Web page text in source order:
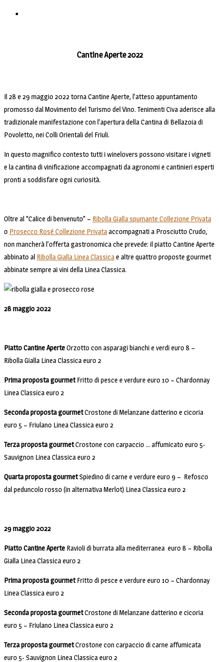
Cantine Aperte 2022
Il 28 e 29 maggio 2022 torna Cantine Aperte, l’atteso appuntamento
promosso dal Movimento del Turismo del Vino. Tenimenti Civa aderisce alla
tradizionale manifestazione con l’apertura della Cantina di Bellazoia di
Povoletto, nei Colli Orientali del Friuli.
In questo magnifico contesto tutti i winelovers possono visitare i vigneti
e la cantina di vinificazione accompagnati da agronomi e cantinieri esperti
pronti a soddisfare ogni curiosità.
Oltre al “Calice di benvenuto” – Ribolla Gialla spumante Collezione Privata
o Prosecco Rosé Collezione Privataaccompagnati a Prosciutto Crudo,
non mancherà l’offerta gastronomica che prevede: il piatto Cantine Aperte
abbinato al Ribolla Gialla Linea Classicae altre quattro proposte gourmet
abbinate sempre ai vini della Linea Classica.
28 maggio 2022
Piatto Cantine AperteOrzotto con asparagi bianchi e verdi euro 8 –
Ribolla Gialla Linea Classica euro 2
Prima proposta gourmetFritto di pesce e verdure euro 10 – Chardonnay
Linea Classica euro 2
Seconda proposta gourmetCrostone di Melanzane datterino e cicoria
euro 5 – Friulano Linea Classica euro 2
Terza proposta gourmetCrostone con carpaccio … affumicato euro 5-
Sauvignon Linea Classica euro 2
Quarta proposta gourmetSpiedino di carne e verdure euro 9 – Refosco
dal peduncolo rosso (in alternativa Merlot) Linea Classica euro 2
29 maggio 2022
Piatto Cantine Aperte Ravioli di burrata alla mediterranea euro 8 – Ribolla
Gialla Linea Classica euro 2
Prima proposta gourmetFritto di pesce e verdure euro 10 – Chardonnay
Linea Classica euro 2
Seconda proposta gourmetCrostone di Melanzane datterino e cicoria
euro 5 – Friulano Linea Classica euro 2
Terza proposta gourmetCrostone con carpaccio di carne affumicata
euro 5- Sauvignon Linea Classica euro 2